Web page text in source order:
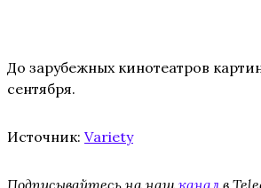
До зарубежных кинотеатров
сентября.
Источник: Variety